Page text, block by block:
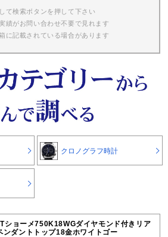
て検索ボタンを押して下さい
績がお問い合わせ不要で見れます
に記載されている場合があります
クロノグラフ時計
ショーメ750K18WGダイヤモンド付きリア
ンダントトップ18金ホワイトゴー